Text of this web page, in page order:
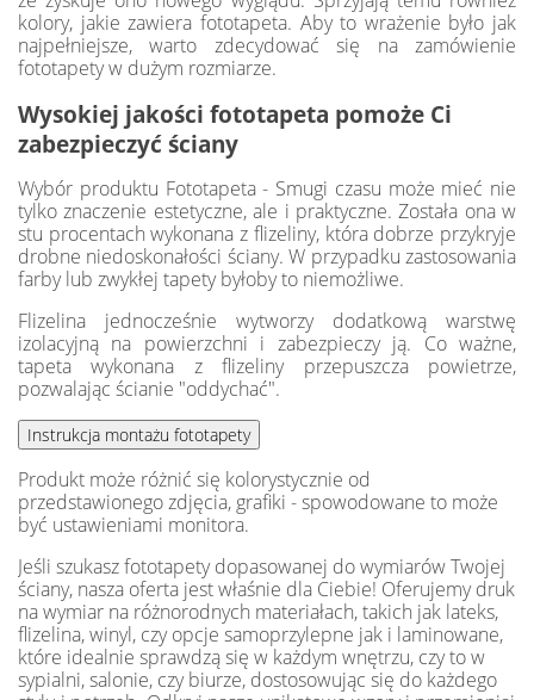
kolory, jakie zawiera fototapeta. Aby to wrażenie było jak
najpełniejsze, warto zdecydować się na zamówienie
fototapety w dużym rozmiarze.
Wysokiej jakości fototapeta pomoże Ci
zabezpieczyć ściany
Wybór produktu Fototapeta - Smugi czasu może mieć nie
tylko znaczenie estetyczne, ale i praktyczne. Została ona w
stu procentach wykonana z flizeliny, która dobrze przykryje
drobne niedoskonałości ściany. W przypadku zastosowania
farby lub zwykłej tapety byłoby to niemożliwe.
Flizelina jednocześnie wytworzy dodatkową warstwę
izolacyjną na powierzchni i zabezpieczy ją. Co ważne,
tapeta wykonana z flizeliny przepuszcza powietrze,
pozwalając ścianie "oddychać".
Produkt może różnić się kolorystycznie od
przedstawionego zdjęcia, grafiki - spowodowane to może
być ustawieniami monitora.
Jeśli szukasz fototapety dopasowanej do wymiarów Twojej
ściany, nasza oferta jest właśnie dla Ciebie! Oferujemy druk
na wymiar na różnorodnych materiałach, takich jak lateks,
flizelina, winyl, czy opcje samoprzylepne jak i laminowane,
które idealnie sprawdzą się w każdym wnętrzu, czy to w
sypialni, salonie, czy biurze, dostosowując się do każdego